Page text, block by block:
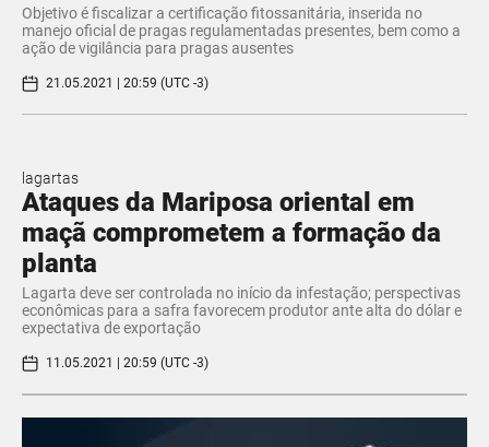
Objetivo é fiscalizar a certificação fitossanitária, inserida no
manejo oficial de pragas regulamentadas presentes, bem como a
ação de vigilância para pragas ausentes
21.05.2021 | 20:59 (UTC -3)
lagartas
Ataques da Mariposa oriental em
maçã comprometem a formação da
planta
Lagarta deve ser controlada no início da infestação; perspectivas
econômicas para a safra favorecem produtor ante alta do dólar e
expectativa de exportação
11.05.2021 | 20:59 (UTC -3)